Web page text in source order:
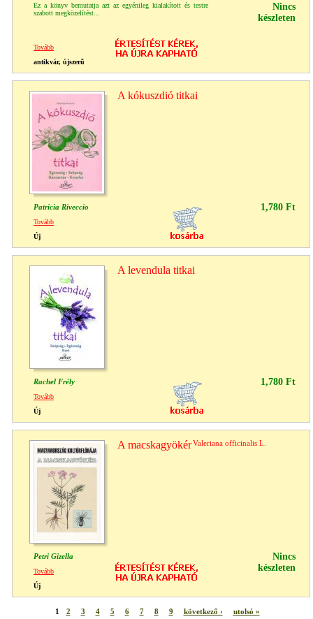
Ez a könyv bemutatja azt az egyénileg kialakított és testre
szabott megközelítést...
Nincs
készleten
Tovább
antikvár, újszerű
A kókuszdió titkai
Patricia Riveccio 1,780 Ft
Tovább
Új
A levendula titkai
Rachel Frély 1,780 Ft
Tovább
Új
A macskagyökérValeriana officinalis L.
Petri Gizella
Nincs
készleten
Tovább
Új
1 2 3 4 5 6 7 8 9 következő › utolsó »